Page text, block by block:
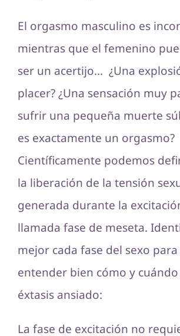
El orgasmo masculino es
mientras que el femenino
ser un acertijo… ¿Una
placer? ¿Una sensación muy
sufrir una pequeña muerte
es exactamente un orgasmo?
Científicamente podemos
la liberación de la tensión
generada durante la
llamada fase de meseta.
mejor cada fase del sexo para
entender bien cómo y
éxtasis ansiado:
La fase de excitación no